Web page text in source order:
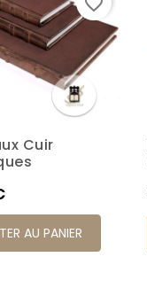
Cuir
AU PANIER